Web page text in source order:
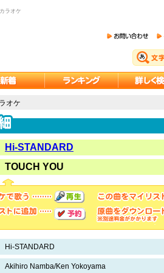
ラオケ
オケ
Hi-STANDARD
TOUCH YOU
Hi-STANDARD
Akihiro Namba/Ken Yokoyama